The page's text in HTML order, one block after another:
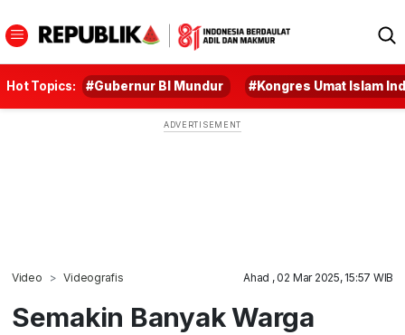
Hot Topics: #Gubernur BI Mundur #Kongres Umat Islam
Video Videografis Ahad , 02 Mar 2025, 15:57 WIB
Semakin Banyak Warga